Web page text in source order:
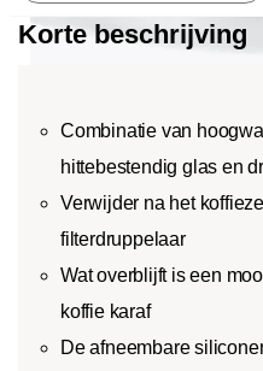
Korte beschrijving
Combinatie van
hittebestendig glas en
Verwijder na het
filterdruppelaar
Wat overblijft is een
koffie karaf
De afneembare